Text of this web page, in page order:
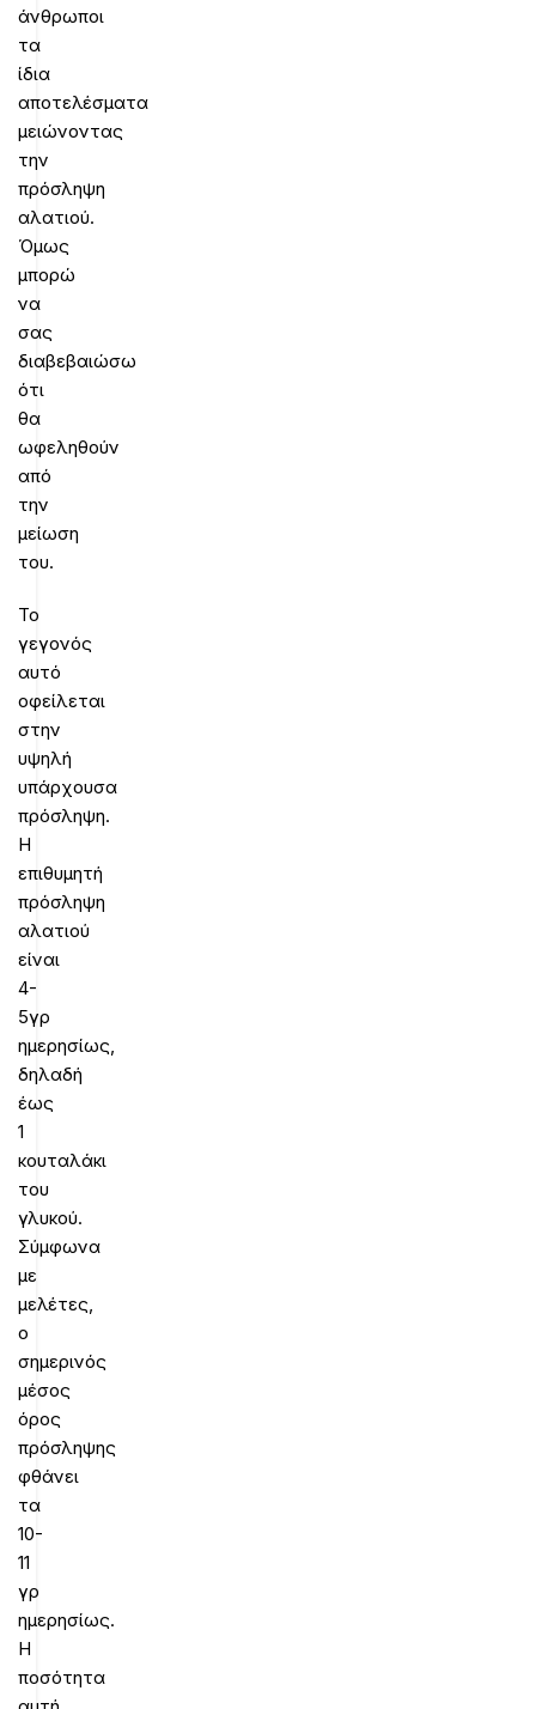
άνθρωποι
τα
ίδια
αποτελέσματα
μειώνοντας
την
πρόσληψη
αλατιού.
Όμως
μπορώ
να
σας
διαβεβαιώσω
ότι
θα
ωφεληθούν
από
την
μείωση
του.
Το
γεγονός
αυτό
οφείλεται
στην
υψηλή
υπάρχουσα
πρόσληψη.
Η
επιθυμητή
πρόσληψη
αλατιού
είναι
4-
5γρ
ημερησίως,
δηλαδή
έως
1
κουταλάκι
του
γλυκού.
Σύμφωνα
με
μελέτες,
ο
σημερινός
μέσος
όρος
πρόσληψης
φθάνει
τα
10-
11
γρ
ημερησίως.
Η
ποσότητα